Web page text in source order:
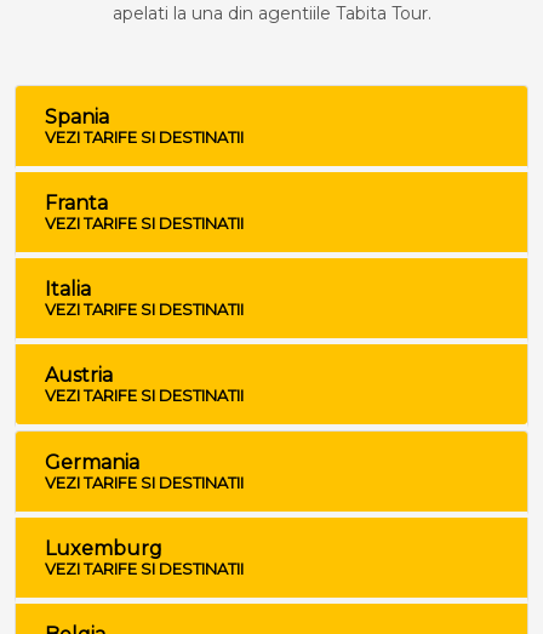
apelati la una din agentiile Tabita Tour.
Spania
VEZI TARIFE SI DESTINATII
Franta
VEZI TARIFE SI DESTINATII
Italia
VEZI TARIFE SI DESTINATII
Austria
VEZI TARIFE SI DESTINATII
Germania
VEZI TARIFE SI DESTINATII
Luxemburg
VEZI TARIFE SI DESTINATII